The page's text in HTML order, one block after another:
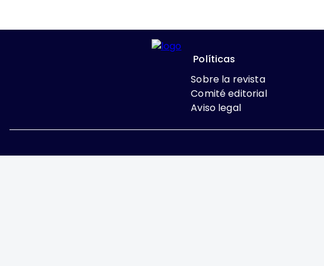
Políticas
Sobre la revista
Comité editorial
Aviso legal